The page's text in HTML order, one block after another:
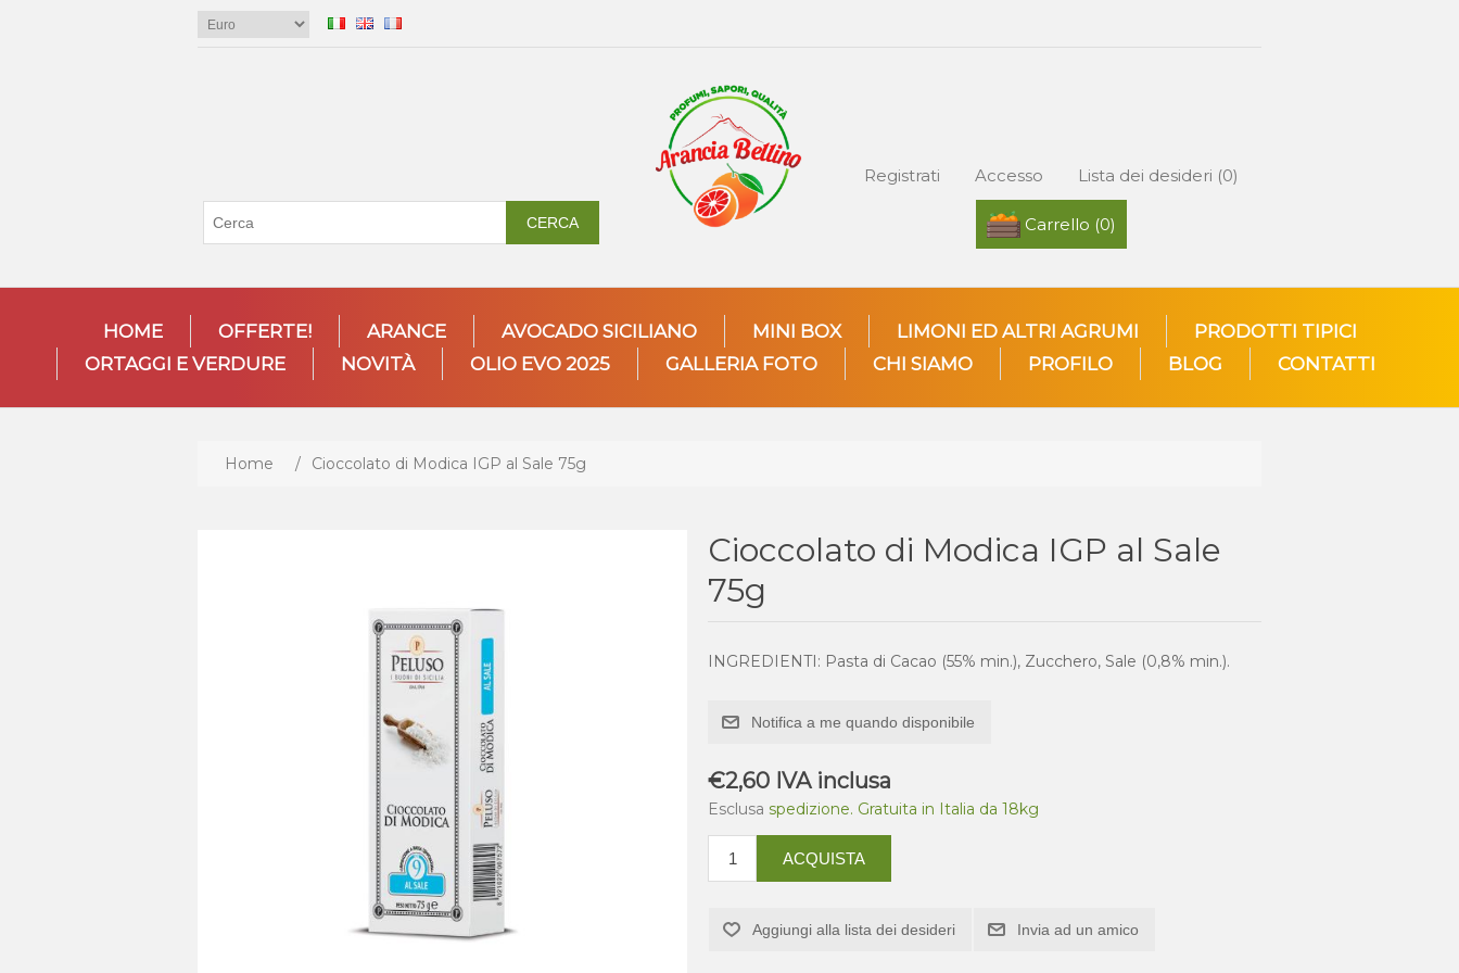
CERCA
Registrati Accesso Lista dei desideri (0)
Carrello (0)
HOME OFFERTE! ARANCE AVOCADO SICILIANO MINI BOX LIMONI ED ALTRI AGRUMI
PRODOTTI TIPICI
ORTAGGI E VERDURE
NOVITÀ OLIO EVO 2025 GALLERIA FOTO CHI SIAMO PROFILO BLOG CONTATTI
Home / Cioccolato di Modica IGP al Sale 75g
Cioccolato di Modica IGP al Sale
75g
INGREDIENTI: Pasta di Cacao (55% min.), Zucchero, Sale (0,8% min.).
Notifica a me quando disponibile
€2,60 IVA inclusa
Esclusa spedizione. Gratuita in Italia da 18kg
ACQUISTA
Aggiungi alla lista dei desideri Invia ad un amico